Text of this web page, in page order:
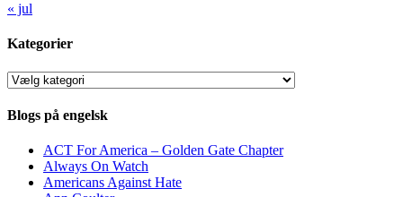
« jul
Kategorier
Kategorier
Blogs på engelsk
ACT For America – Golden Gate Chapter
Always On Watch
Americans Against Hate